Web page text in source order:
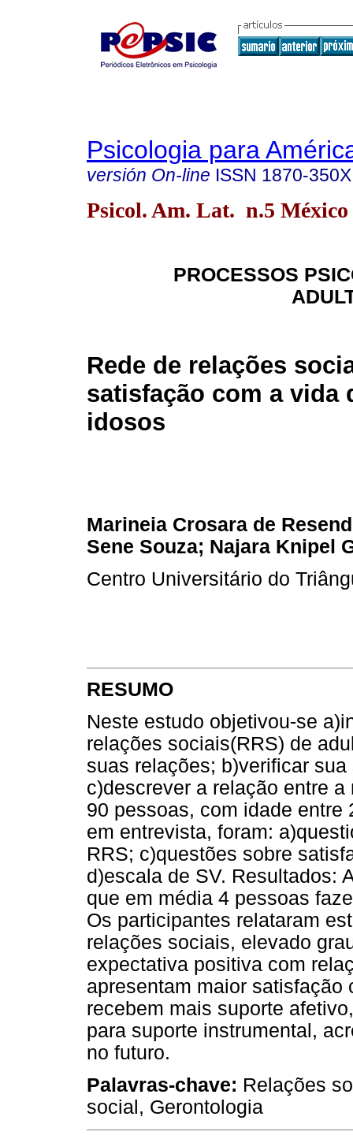
Psicologia para
versión On-line ISSN 1870-350X
Psicol. Am. Lat. n.5 México
PROCESSOS
Rede de relações
satisfação com a vida
idosos
Marineia Crosara de
Sene Souza; Najara Knipel
Centro Universitário do
RESUMO
Neste estudo objetivou-se
relações sociais(RRS) de
suas relações; b)verificar
c)descrever a relação entre
90 pessoas, com idade
em entrevista, foram:
RRS; c)questões sobre
d)escala de SV. Resultados:
que em média 4 pessoas
Os participantes relataram
relações sociais, elevado
expectativa positiva com
apresentam maior
recebem mais suporte
para suporte instrumental,
no futuro.
Palavras-chave: Relações
social, Gerontologia